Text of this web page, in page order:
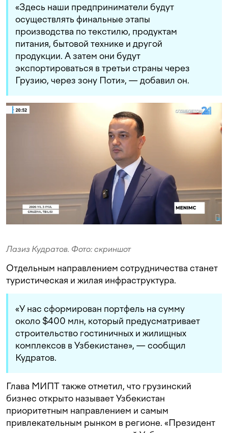
«Здесь наши предприниматели будут
осуществлять финальные этапы
производства по текстилю, продуктам
питания, бытовой технике и другой
продукции. А затем они будут
экспортироваться в третьи страны через
Грузию, через зону Поти», — добавил он.
Лазиз Кудратов. Фото: скриншот
Отдельным направлением сотрудничества станет
туристическая и жилая инфраструктура.
«У нас сформирован портфель на сумму
около $400 млн, который предусматривает
строительство гостиничных и жилищных
комплексов в Узбекистане», — сообщил
Кудратов.
Глава МИПТ также отметил, что грузинский
бизнес открыто называет Узбекистан
приоритетным направлением и самым
привлекательным рынком в регионе. «Президент